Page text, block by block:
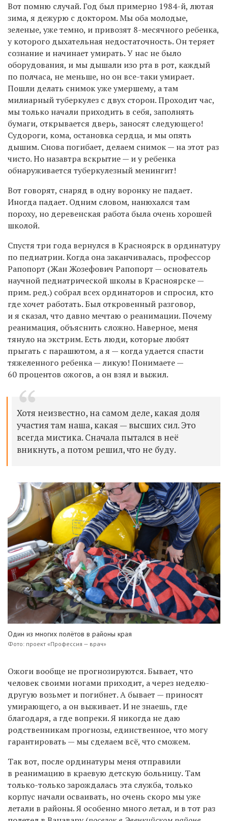
Вот помню случай. Год был примерно 1984-й, лютая
зима, я дежурю с доктором. Мы оба молодые,
зеленые, уже темно, и привозят 8-месячного ребенка,
у которого дыхательная недостаточность. Он теряет
сознание и начинает умирать. У нас не было
оборудования, и мы дышали изо рта в рот, каждый
по полчаса, не меньше, но он все-таки умирает.
Пошли делать снимок уже умершему, а там
милиарный туберкулез с двух сторон. Проходит час,
мы только начали приходить в себя, заполнять
бумаги, открывается дверь, заносят следующего!
Судороги, кома, остановка сердца, и мы опять
дышим. Снова погибает, делаем снимок — на этот раз
чисто. Но назавтра вскрытие — и у ребенка
обнаруживается туберкулезный менингит!
Вот говорят, снаряд в одну воронку не падает.
Иногда падает. Одним словом, нанюхался там
пороху, но деревенская работа была очень хорошей
школой.
Спустя три года вернулся в Красноярск в ординатуру
по педиатрии. Когда она заканчивалась, профессор
Рапопорт (Жан Жозефович Рапопорт — основатель
научной педиатрической школы в Красноярске —
прим. ред.) собрал всех ординаторов и спросил, кто
где хочет работать. Был откровенный разговор,
и я сказал, что давно мечтаю о реанимации. Почему
реанимация, объяснить сложно. Наверное, меня
тянуло на экстрим. Есть люди, которые любят
прыгать с парашютом, а я — когда удается спасти
тяжеленного ребенка — ликую! Понимаете —
60 процентов ожогов, а он взял и выжил.
Хотя неизвестно, на самом деле, какая доля
участия там наша, какая — высших сил. Это
всегда мистика. Сначала пытался в неё
вникнуть, а потом решил, что не буду.
Один из многих полётов в районы края
Фото: проект «Профессия — врач»
Ожоги вообще не прогнозируются. Бывает, что
человек своими ногами приходит, а через неделю-
другую возьмет и погибнет. А бывает — приносят
умирающего, а он выживает. И не знаешь, где
благодаря, а где вопреки. Я никогда не даю
родственникам прогнозы, единственное, что могу
гарантировать — мы сделаем всё, что сможем.
Так вот, после ординатуры меня отправили
в реанимацию в краевую детскую больницу. Там
только-только зарождалась эта служба, только
корпус начали осваивать, но очень скоро мы уже
летали в районы. Я особенно много летал, и в тот раз